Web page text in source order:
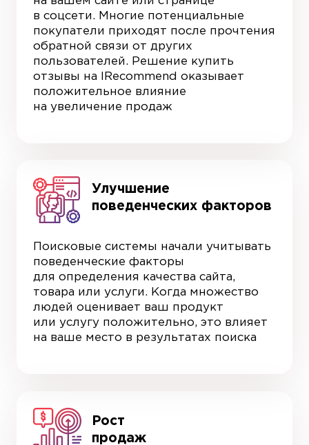
в соцсети. Многие потенциальные
покупатели приходят после прочтения
обратной связи от других
пользователей. Решение купить
отзывы на IRecommend оказывает
положительное влияние
на увеличение продаж
Улучшение
поведенческих факторов
Поисковые системы начали учитывать
поведенческие факторы
для определения качества сайта,
товара или услуги. Когда множество
людей оценивает ваш продукт
или услугу положительно, это влияет
на ваше место в результатах поиска
Рост
продаж